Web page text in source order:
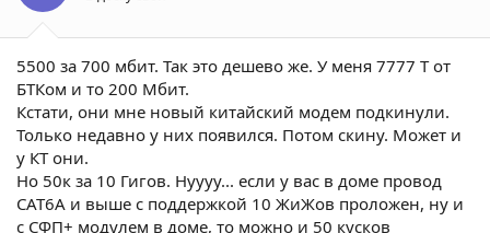
5500 за 700 мбит. Так это дешево же. У меня 7777 Т от
БТКом и то 200 Мбит.
Кстати, они мне новый китайский модем подкинули.
Только недавно у них появился. Потом скину. Может и
у КТ они.
Но 50к за 10 Гигов. Нуууу... если у вас в доме провод
CАТ6A и выше с поддержкой 10 ЖиЖов проложен, ну и
с СФП+ модулем в доме, то можно и 50 кусков